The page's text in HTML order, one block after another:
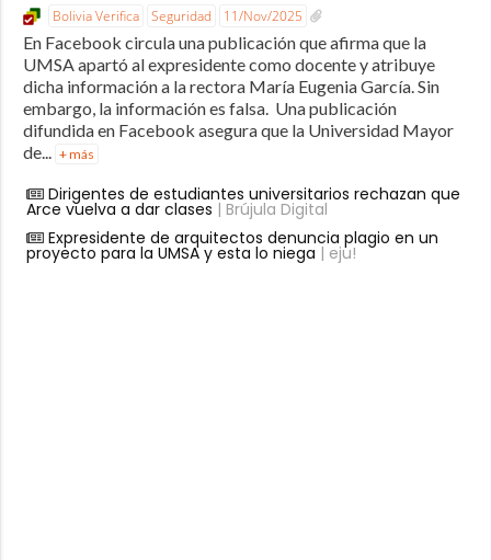
Bolivia Verifica Seguridad 11/Nov/2025
En Facebook circula una publicación que afirma que la
UMSA apartó al expresidente como docente y atribuye
dicha información a la rectora María Eugenia García. Sin
embargo, la información es falsa. Una publicación
difundida en Facebook asegura que la Universidad Mayor
de... + más
Dirigentes de estudiantes universitarios rechazan que
Arce vuelva a dar clases | Brújula Digital
Expresidente de arquitectos denuncia plagio en un
proyecto para la UMSA y esta lo niega | eju!